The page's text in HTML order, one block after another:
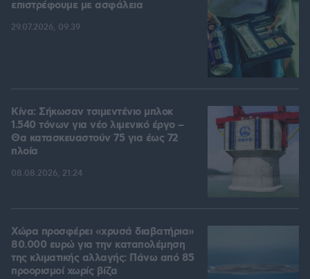
επιστρέφουμε με ασφάλεια
29.07.2026, 09:39
Κίνα: Σήκωσαν τσιμεντένιο μπλοκ
1.540 τόνων για νέο λιμενικό έργο –
Θα κατασκευαστούν 75 για έως 72
πλοία
08.08.2026, 21:24
Χώρα προσφέρει «χρυσά διαβατήρια»
80.000 ευρώ για την καταπολέμηση
της κλιματικής αλλαγής: Πάνω από 85
προορισμοί χωρίς βίζα